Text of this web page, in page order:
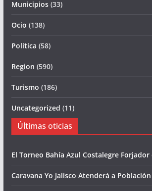
Municipios(33)
Ocio (138)
Politica (58)
Region (590)
Turismo (186)
Uncategorized (11)
Últimas oticias
El Torneo Bahía Azul Costalegre
Caravana Yo Jalisco Atenderá a